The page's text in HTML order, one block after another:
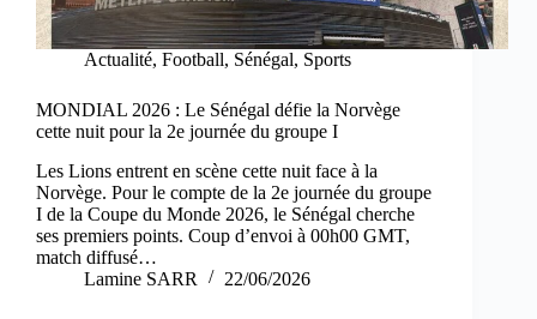
Actualité, Football, Sénégal, Sports
MONDIAL 2026 : Le Sénégal défie la Norvège
cette nuit pour la 2e journée du groupe I
Les Lions entrent en scène cette nuit face à la
Norvège. Pour le compte de la 2e journée du groupe
I de la Coupe du Monde 2026, le Sénégal cherche
ses premiers points. Coup d’envoi à 00h00 GMT,
match diffusé…
Lamine SARR
22/06/2026